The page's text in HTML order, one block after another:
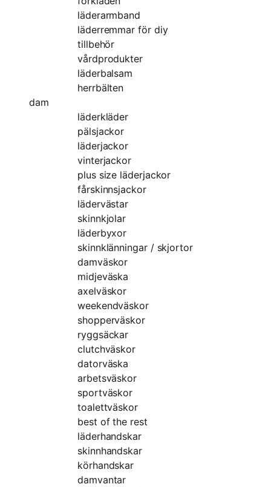
läderarmband
läderremmar för diy
tillbehör
vårdprodukter
läderbalsam
herrbälten
dam
läderkläder
pälsjackor
läderjackor
vinterjackor
plus size läderjackor
fårskinnsjackor
lädervästar
skinnkjolar
läderbyxor
skinnklänningar / skjortor
damväskor
midjeväska
axelväskor
weekendväskor
shopperväskor
ryggsäckar
clutchväskor
datorväska
arbetsväskor
sportväskor
toalettväskor
best of the rest
läderhandskar
skinnhandskar
körhandskar
damvantar